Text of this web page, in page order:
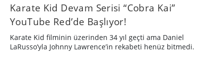
Karate Kid Devam Serisi “Cobra Kai”
YouTube Red’de Başlıyor!
Karate Kid filminin üzerinden 34 yıl geçti ama Daniel
LaRusso’yla Johnny Lawrence’in rekabeti henüz bitmedi.